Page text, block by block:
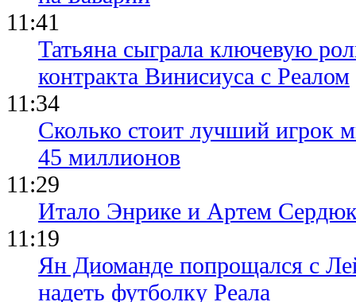
11:41
Татьяна сыграла ключевую
контракта Винисиуса с Реалом
11:34
Сколько стоит лучший игрок
45 миллионов
11:29
Итало Энрике и Артем
11:19
Ян Диоманде попрощался с
надеть футболку Реала